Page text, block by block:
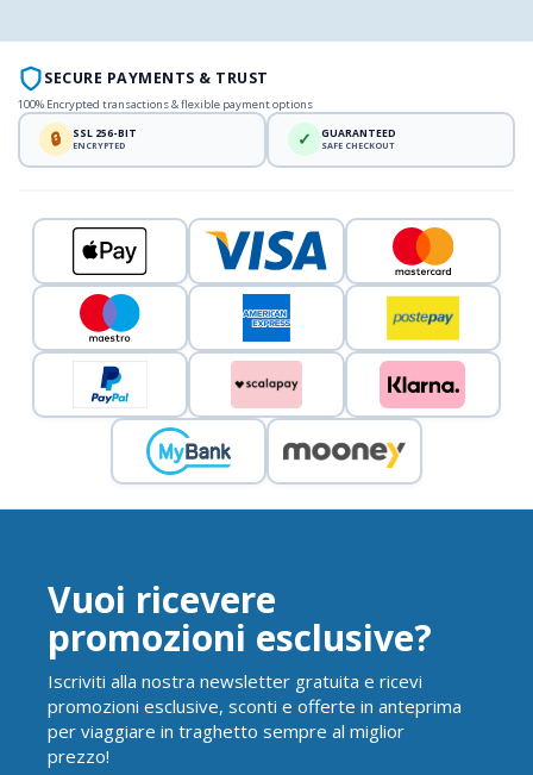
SECURE PAYMENTS & TRUST
100% Encrypted transactions & flexible payment options
🔒 SSL 256-BIT
ENCRYPTED ✓ GUARANTEED
SAFE CHECKOUT
Vuoi ricevere
promozioni esclusive?
Iscriviti alla nostra newsletter gratuita e ricevi
promozioni esclusive, sconti e offerte in anteprima
per viaggiare in traghetto sempre al miglior
prezzo!